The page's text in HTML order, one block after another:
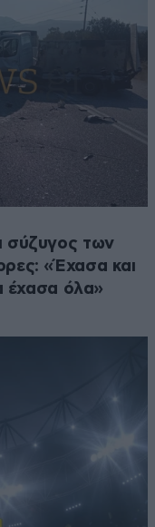
σύζυγος των
«Έχασα και
έχασα όλα»